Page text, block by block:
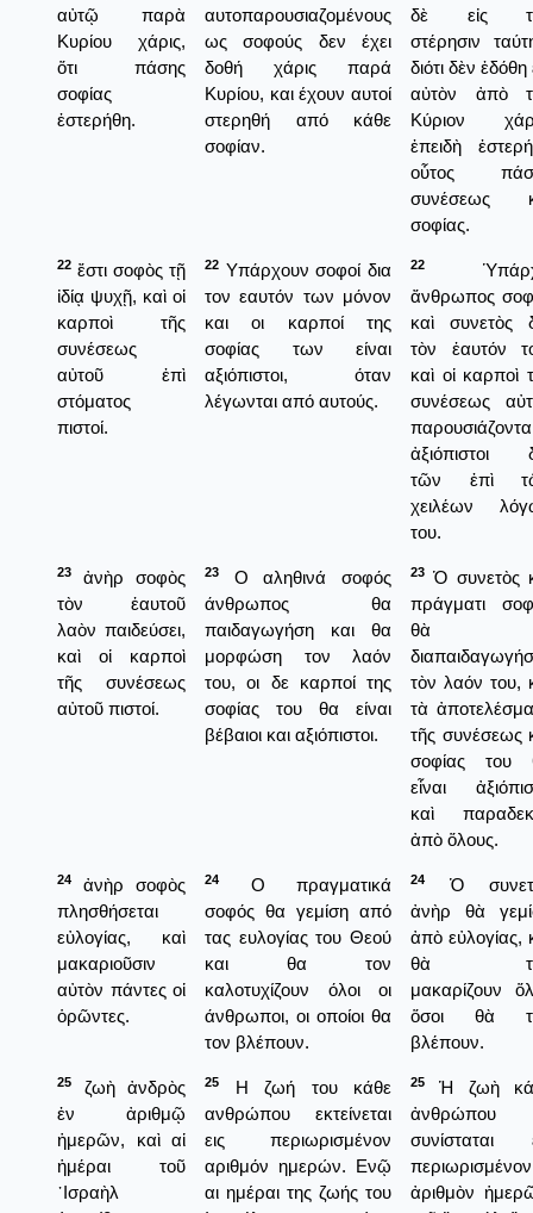
αὐτῷ παρὰ
Κυρίου χάρις,
ὅτι πάσης
σοφίας
ἐστερήθη.
αυτοπαρουσιαζομένους
ως σοφούς δεν έχει
δοθή χάρις παρά
Κυρίου, και έχουν αυτοί
στερηθή από κάθε
σοφίαν.
δὲ εἰς
στέρησιν
διότι δὲν ἐδόθη
αὐτὸν ἀπὸ
Κύριον
ἐπειδὴ
οὗτος
συνέσεως
σοφίας.
22 ἔστι σοφὸς τῇ
ἰδίᾳ ψυχῇ, καὶ οἱ
καρποὶ τῆς
συνέσεως
αὐτοῦ ἐπὶ
στόματος
πιστοί.
22 Υπάρχουν σοφοί δια
τον εαυτόν των μόνον
και οι καρποί της
σοφίας των είναι
αξιόπιστοι, όταν
λέγωνται από αυτούς.
22
ἄνθρωπος
καὶ συνετὸς
τὸν ἑαυτόν
καὶ οἱ καρποὶ
συνέσεως
ἀξιόπιστοι
τῶν ἐπὶ
χειλέων
του.
23
ἀνὴρ σοφὸς
τὸν ἑαυτοῦ
λαὸν παιδεύσει,
καὶ οἱ καρποὶ
τῆς συνέσεως
αὐτοῦ πιστοί.
23
Ο αληθινά σοφός
άνθρωπος θα
παιδαγωγήση και θα
μορφώση τον λαόν
του, οι δε καρποί της
σοφίας του θα είναι
βέβαιοι και αξιόπιστοι.
23 Ὁ συνετὸς
πράγματι
θὰ
τὸν λαόν του,
τὰ
τῆς συνέσεως
σοφίας του
εἶναι
καὶ
ἀπὸ ὅλους.
24
ἀνὴρ σοφὸς
πλησθήσεται
εὐλογίας, καὶ
μακαριοῦσιν
αὐτὸν πάντες οἱ
ὁρῶντες.
24
Ο πραγματικά
σοφός θα γεμίση από
τας ευλογίας του Θεού
και θα τον
καλοτυχίζουν όλοι οι
άνθρωποι, οι οποίοι θα
τον βλέπουν.
24
Ὁ
ἀνὴρ θὰ
ἀπὸ εὐλογίας,
θὰ
μακαρίζουν
ὅσοι θὰ
βλέπουν.
25
ζωὴ ἀνδρὸς
ἐν ἀριθμῷ
ἡμερῶν, καὶ αἱ
ἡμέραι τοῦ
᾿Ισραὴλ
25
Η ζωή του κάθε
ανθρώπου εκτείνεται
εις περιωρισμένον
αριθμόν ημερών. Ενῷ
αι ημέραι της ζωής του
25
Ἡ ζωὴ
ἀνθρώπου
συνίσταται
περιωρισμένον
ἀριθμὸν